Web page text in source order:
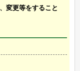
変更等をすること